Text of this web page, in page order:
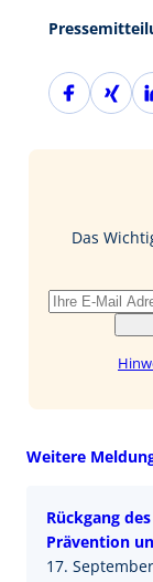
F
a
X
i
L
i
I
Das
Weitere
Rückgang
Prävention
17.